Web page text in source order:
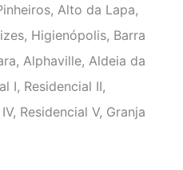
Alto da Lapa,
Higienópolis, Barra
Alphaville, Aldeia da
I, Residencial II,
Residencial V, Granja